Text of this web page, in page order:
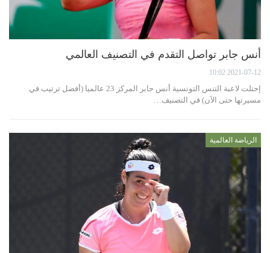
أنس جابر تواصل التقدم في التصنيف العالمي
2021-07-12 10:02
إحتلت لاعبة التنس التونسية أنس جابر المركز 23 عالميا (أفضل ترتيب في
مسيرتها حتى الآن) في التصنيف…
الرياضة العالمية